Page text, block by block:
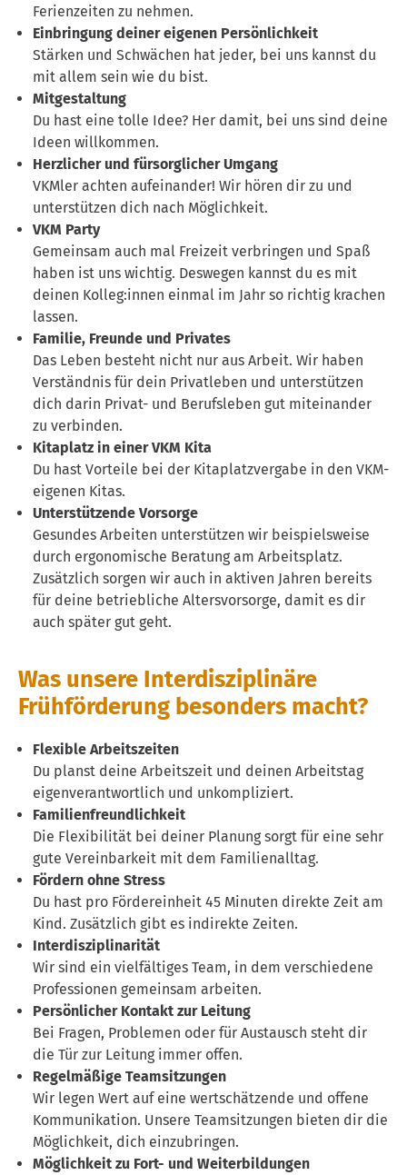
Ferienzeiten zu nehmen.
Einbringung deiner eigenen Persönlichkeit
Stärken und Schwächen hat jeder, bei uns kannst du
mit allem sein wie du bist.
Mitgestaltung
Du hast eine tolle Idee? Her damit, bei uns sind deine
Ideen willkommen.
Herzlicher und fürsorglicher Umgang
VKMler achten aufeinander! Wir hören dir zu und
unterstützen dich nach Möglichkeit.
VKM Party
Gemeinsam auch mal Freizeit verbringen und Spaß
haben ist uns wichtig. Deswegen kannst du es mit
deinen Kolleg:innen einmal im Jahr so richtig krachen
lassen.
Familie, Freunde und Privates
Das Leben besteht nicht nur aus Arbeit. Wir haben
Verständnis für dein Privatleben und unterstützen
dich darin Privat- und Berufsleben gut miteinander
zu verbinden.
Kitaplatz in einer VKM Kita
Du hast Vorteile bei der Kitaplatzvergabe in den VKM-
eigenen Kitas.
Unterstützende Vorsorge
Gesundes Arbeiten unterstützen wir beispielsweise
durch ergonomische Beratung am Arbeitsplatz.
Zusätzlich sorgen wir auch in aktiven Jahren bereits
für deine betriebliche Altersvorsorge, damit es dir
auch später gut geht.
Was unsere Interdisziplinäre
Frühförderung besonders macht?
Flexible Arbeitszeiten
Du planst deine Arbeitszeit und deinen Arbeitstag
eigenverantwortlich und unkompliziert.
Familienfreundlichkeit
Die Flexibilität bei deiner Planung sorgt für eine sehr
gute Vereinbarkeit mit dem Familienalltag.
Fördern ohne Stress
Du hast pro Fördereinheit 45 Minuten direkte Zeit am
Kind. Zusätzlich gibt es indirekte Zeiten.
Interdisziplinarität
Wir sind ein vielfältiges Team, in dem verschiedene
Professionen gemeinsam arbeiten.
Persönlicher Kontakt zur Leitung
Bei Fragen, Problemen oder für Austausch steht dir
die Tür zur Leitung immer offen.
Regelmäßige Teamsitzungen
Wir legen Wert auf eine wertschätzende und offene
Kommunikation. Unsere Teamsitzungen bieten dir die
Möglichkeit, dich einzubringen.
Möglichkeit zu Fort- und Weiterbildungen